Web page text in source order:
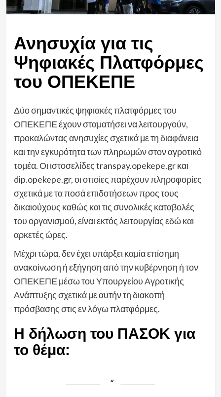
Ανησυχία για τις
Ψηφιακές Πλατφόρμες
του ΟΠΕΚΕΠΕ
Δύο σημαντικές ψηφιακές πλατφόρμες του
ΟΠΕΚΕΠΕ έχουν σταματήσει να λειτουργούν,
προκαλώντας ανησυχίες σχετικά με τη διαφάνεια
και την εγκυρότητα των πληρωμών στον αγροτικό
τομέα. Οι ιστοσελίδες transpay.opekepe.gr και
dip.opekepe.gr, οι οποίες παρέχουν πληροφορίες
σχετικά με τα ποσά επιδοτήσεων προς τους
δικαιούχους καθώς και τις συνολικές καταβολές
του οργανισμού, είναι εκτός λειτουργίας εδώ και
αρκετές ώρες.
Μέχρι τώρα, δεν έχει υπάρξει καμία επίσημη
ανακοίνωση ή εξήγηση από την κυβέρνηση ή τον
ΟΠΕΚΕΠΕ μέσω του Υπουργείου Αγροτικής
Ανάπτυξης σχετικά με αυτήν τη διακοπή
πρόσβασης στις εν λόγω πλατφόρμες.
Η δήλωση του ΠΑΣΟΚ για
το θέμα: